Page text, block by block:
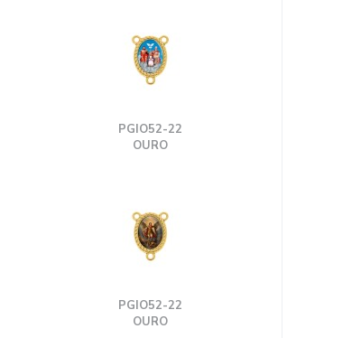
PGIO52-22
OURO
PGIO52-22
OURO